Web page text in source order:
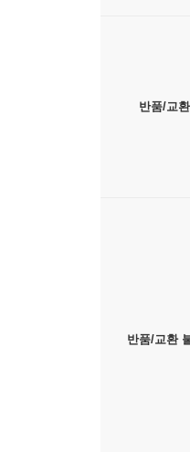
반품/교
반품/교환